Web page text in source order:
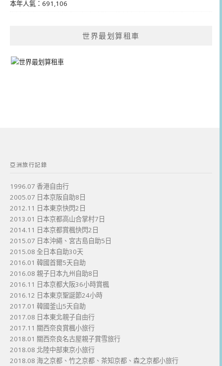
本年人氣：691,106
世界最划算租車
亞洲旅行記錄
1996.07 香港自由行
2005.07 日本京阪自助8日
2012.11 日本東京快閃2日
2013.01 日本京都高山合掌村7日
2014.11 日本京都賞楓快閃2日
2015.07 日本沖繩、宮古島自助5日
2015.08 全日本自助30天
2016.01 韓國首爾5天自助
2016.08 親子日本九州自助8日
2016.11 日本京都大阪36小時賞楓
2016.12 日本東京聖誕節24小時
2017.01 韓國釜山5天自助
2017.08 日本東北親子自由行
2017.11 關西奈良賞楓小旅行
2018.01 關西奈良名古屋親子賞雪旅行
2018.08 北陸中部東京小旅行
2018.08 海之京都、竹之京都、茶知京都、森之京都小旅行